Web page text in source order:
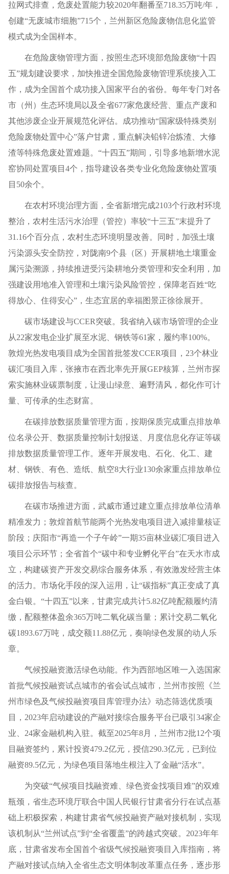
拉网式排查，危废处置能力较2020年翻番至718.35万吨/年，
创建“无废城市细胞”715个，兰州新区危险废物信息化监管
模式成为全国样本。
在危险废物管理方面，按照生态环境部危险废物“十四
五”规划建设要求，加快推进全国危险废物管理系统接入工
作，成为全国首个成功接入国家平台的省份。每年专门对各
市（州）生态环境局以及全省677家危废经营、重点产废和
其他涉废企业开展规范化评估。成功推动“国家级特殊类别
危险废物处置中心”落户甘肃，重点解决铅锌冶炼渣、大修
渣等特殊危废处置难题。“十四五”期间，引导多地新增水泥
窑协同处置项目4个，指导建设各类专业化危险废物处置项
目50余个。
在农村环境治理方面，全省新增完成2103个行政村环境
整治，农村生活污水治理（管控）率较“十三五”末提升了
31.16个百分点，农村生态环境明显改善。同时，加强土壤
污染源头安全防控，对陇南9个县（区）开展耕地土壤重金
属污染溯源，持续推进受污染耕地分类管理和安全利用，加
强建设用地准入管理和土壤污染风险管控，保障老百姓“吃
得放心、住得安心”，生态宜居的幸福图景正徐徐展开。
碳市场建设与CCER突破。我省纳入碳市场管理的企业
从22家发电企业扩展至水泥、钢铁等61家，履约率100%。
敦煌光热发电项目成为全国首批签发CCER项目，23个林业
碳汇项目入库，张掖市在西北率先开展GEP核算，兰州市探
索实施林业碳票制度，让漫山绿意、遍野清风，都化作可计
量、可传承的生态财富。
在碳排放数据质量管理方面，按期保质完成重点排放单
位名录公开、数据质量控制计划报送、月度信息化存证等碳
排放数据质量管理工作。逐年开展发电、石化、化工、建
材、钢铁、有色、造纸、航空8大行业130余家重点排放单位
碳排放报告与核查。
在碳市场推进方面，武威市通过建立重点排放单位清单
精准发力；敦煌首航节能两个光热发电项目进入减排量核证
阶段；庆阳市“再造一个子午岭”一期35亩林业碳汇项目进入
项目公示环节；全省首个“碳中和专业孵化平台”在天水市成
立，构建碳资产开发交易综合服务体系，有效激发经营主体
的活力。市场化手段的深入运用，让“碳指标”真正变成了真
金白银。“十四五”以来，甘肃完成共计5.82亿吨配额履约清
缴，配额整体盈余365万吨二氧化碳当量；累计交易二氧化
碳1893.67万吨，成交额11.88亿元，奏响绿色发展的动人乐
章。
气候投融资激活绿色动能。作为西部地区唯一入选国家
首批气候投融资试点城市的省会试点城市，兰州市按照《兰
州市绿色及气候投融资项目库管理办法》动态筛选优质项
目，2023年启动建设的产融对接综合服务平台已吸引34家企
业、24家金融机构入驻。截至2025年8月，兰州市2批12个项
目融资签约，累计投资479.2亿元，授信290.3亿元，已到位
融资89.5亿元，为绿色项目落地生根注入了金融“活水”。
为突破“气候项目找融资难、绿色资金找项目难”的双难
瓶颈，省生态环境厅联合中国人民银行甘肃省分行在试点基
础上积极探索，构建甘肃省气候投融资产融对接机制，实现
该机制从“兰州试点”到“全省覆盖”的跨越式突破。2023年年
底，甘肃省发布全国首个省级气候投融资项目入库指南，将
产融对接试点纳入全省生态文明体制改革重点任务，逐步形